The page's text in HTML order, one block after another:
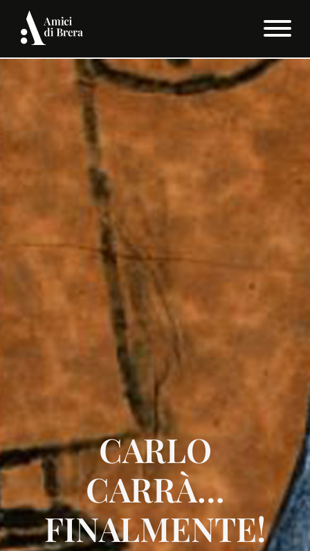
CARLO
CARRÀ…
FINALMENTE!